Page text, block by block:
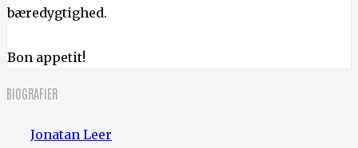
bæredygtighed.
Bon appetit!
BIOGRAFIER
Jonatan Leer